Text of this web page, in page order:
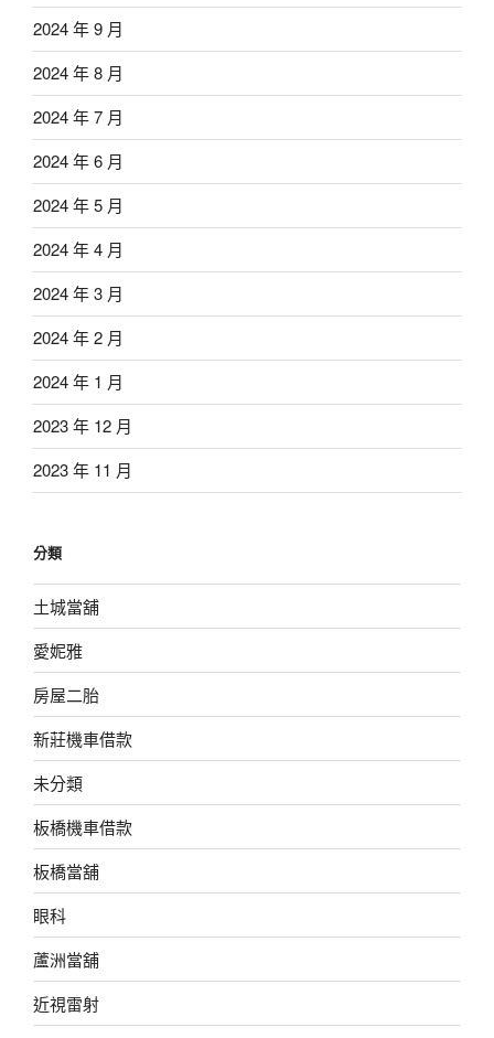
2024 年 9 月
2024 年 8 月
2024 年 7 月
2024 年 6 月
2024 年 5 月
2024 年 4 月
2024 年 3 月
2024 年 2 月
2024 年 1 月
2023 年 12 月
2023 年 11 月
分類
土城當舖
愛妮雅
房屋二胎
新莊機車借款
未分類
板橋機車借款
板橋當舖
眼科
蘆洲當舖
近視雷射